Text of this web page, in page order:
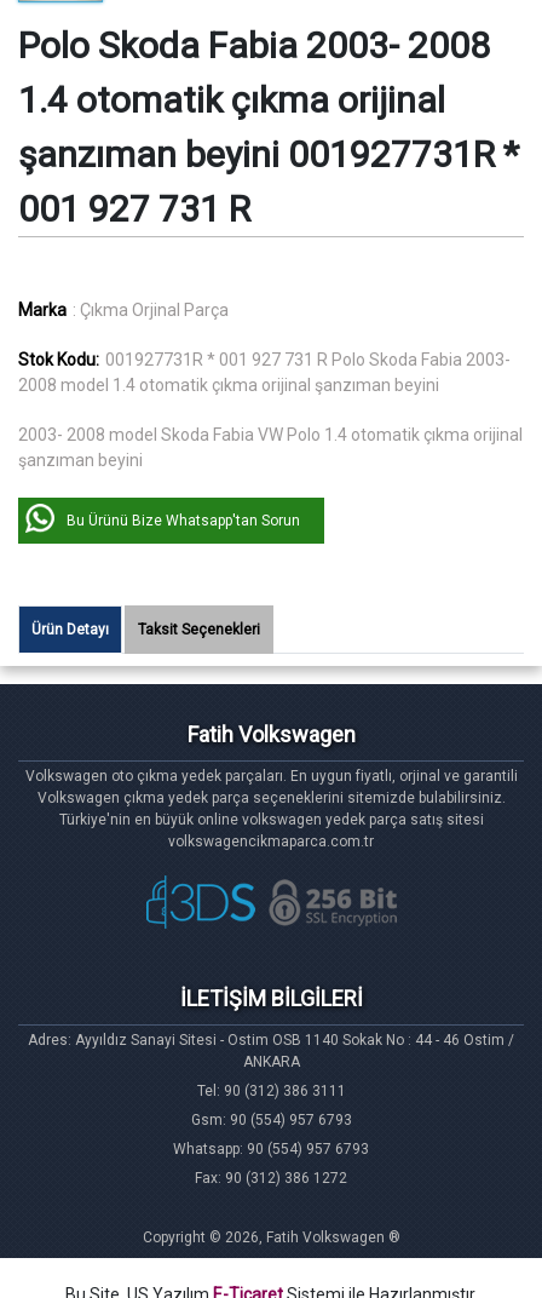
Polo Skoda Fabia 2003- 2008
1.4 otomatik çıkma orijinal
şanzıman beyini 001927731R *
001 927 731 R
Marka : Çıkma Orjinal Parça
Stok Kodu: 001927731R * 001 927 731 R Polo Skoda Fabia 2003-
2008 model 1.4 otomatik çıkma orijinal şanzıman beyini
2003- 2008 model Skoda Fabia VW Polo 1.4 otomatik çıkma orijinal
şanzıman beyini
Bu Ürünü Bize Whatsapp'tan Sorun
Ürün Detayı Taksit Seçenekleri
Fatih Volkswagen
Volkswagen oto çıkma yedek parçaları. En uygun fiyatlı, orjinal ve garantili
Volkswagen çıkma yedek parça seçeneklerini sitemizde bulabilirsiniz.
Türkiye'nin en büyük online volkswagen yedek parça satış sitesi
volkswagencikmaparca.com.tr
İLETİŞİM BİLGİLERİ
Adres: Ayyıldız Sanayi Sitesi - Ostim OSB 1140 Sokak No : 44 - 46 Ostim /
ANKARA
Tel: 90 (312) 386 3111
Gsm: 90 (554) 957 6793
Whatsapp: 90 (554) 957 6793
Fax: 90 (312) 386 1272
Copyright © 2026, Fatih Volkswagen ®